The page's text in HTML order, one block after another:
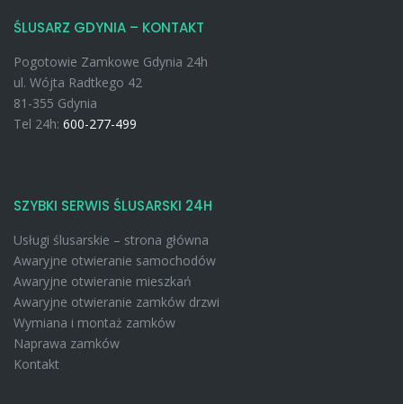
ŚLUSARZ GDYNIA – KONTAKT
Pogotowie Zamkowe Gdynia 24h
ul. Wójta Radtkego 42
81-355 Gdynia
Tel 24h: 600-277-499
SZYBKI SERWIS ŚLUSARSKI 24H
Usługi ślusarskie – strona główna
Awaryjne otwieranie samochodów
Awaryjne otwieranie mieszkań
Awaryjne otwieranie zamków drzwi
Wymiana i montaż zamków
Naprawa zamków
Kontakt